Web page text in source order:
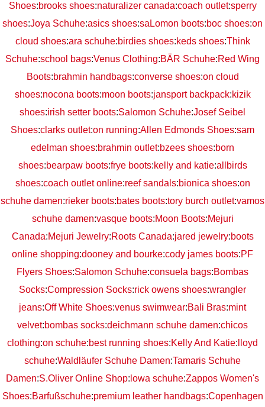
Shoes:brooks shoes:naturalizer canada:coach outlet:sperry
shoes:Joya Schuhe:asics shoes:saLomon boots:boc shoes:on
cloud shoes:ara schuhe:birdies shoes:keds shoes:Think
Schuhe:school bags:Venus Clothing:BÄR Schuhe:Red Wing
Boots:brahmin handbags:converse shoes:on cloud
shoes:nocona boots:moon boots:jansport backpack:kizik
shoes:irish setter boots:Salomon Schuhe:Josef Seibel
Shoes:clarks outlet:on running:Allen Edmonds Shoes:sam
edelman shoes:brahmin outlet:bzees shoes:born
shoes:bearpaw boots:frye boots:kelly and katie:allbirds
shoes:coach outlet online:reef sandals:bionica shoes:on
schuhe damen:rieker boots:bates boots:tory burch outlet:vamos
schuhe damen:vasque boots:Moon Boots:Mejuri
Canada:Mejuri Jewelry:Roots Canada:jared jewelry:boots
online shopping:dooney and bourke:cody james boots:PF
Flyers Shoes:Salomon Schuhe:consuela bags:Bombas
Socks:Compression Socks:rick owens shoes:wrangler
jeans:Off White Shoes:venus swimwear:Bali Bras:mint
velvet:bombas socks:deichmann schuhe damen:chicos
clothing:on schuhe:best running shoes:Kelly And Katie: lloyd
schuhe:Waldläufer Schuhe Damen:Tamaris Schuhe
Damen:S.Oliver Online Shop: lowa schuhe:Zappos Women's
Shoes:Barfußschuhe:premium leather handbags:Copenhagen